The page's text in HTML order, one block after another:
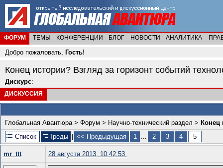
ФОРУМ ТЕМЫ КОНФЕРЕНЦИИ БЛОГ НОВОСТИ АНАЛИТИКА
Добро пожаловать, Гость!
Конец истории? Взгляд за горизонт событий
Дискурс:
ДИСКУССИЯ
Глобальная Авантюра> Форум > Научно-технический раздел > Конец
Список
Треды << Предыдущая 1 ... 2 3 4 5
mr_ttt 28 августа 2013, 10:42:53